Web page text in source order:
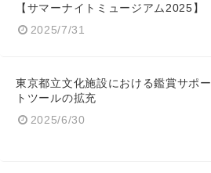
【サマーナイトミュージアム2025】
2025/7/31
東京都立文化施設における鑑賞サポー
トツールの拡充
2025/6/30